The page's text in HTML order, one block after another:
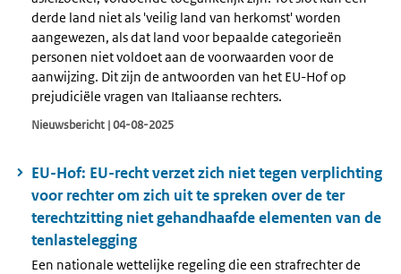
derde land niet als 'veilig land van herkomst' worden
aangewezen, als dat land voor bepaalde categorieën
personen niet voldoet aan de voorwaarden voor de
aanwijzing. Dit zijn de antwoorden van het EU-Hof op
prejudiciële vragen van Italiaanse rechters.
Nieuwsbericht | 04-08-2025
EU-Hof: EU-recht verzet zich niet tegen verplichting
voor rechter om zich uit te spreken over de ter
terechtzitting niet gehandhaafde elementen van de
tenlastelegging
Een nationale wettelijke regeling die een strafrechter de